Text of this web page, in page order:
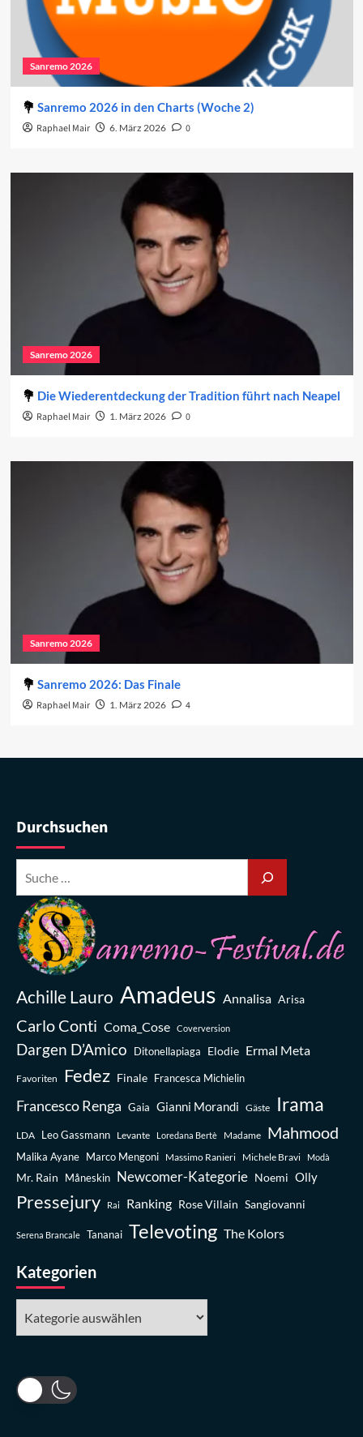
Sanremo 2026
Sanremo 2026 in den Charts (Woche 2)
Raphael Mair 6. März 2026 0
Sanremo 2026
Die Wiederentdeckung der Tradition führt nach Neapel
Raphael Mair 1. März 2026 0
Sanremo 2026
Sanremo 2026: Das Finale
Raphael Mair 1. März 2026 4
Durchsuchen
Achille Lauro Amadeus Annalisa Arisa
Carlo Conti Coma_Cose Coverversion
Dargen D’Amico Ditonellapiaga Elodie Ermal Meta
Favoriten Fedez Finale Francesca Michielin
Francesco Renga Gaia Gianni Morandi Gäste Irama
LDA Leo Gassmann Levante Loredana Bertè Madame Mahmood
Malika Ayane Marco Mengoni Massimo Ranieri Michele Bravi Modà
Mr. Rain Måneskin Newcomer-Kategorie Noemi Olly
Pressejury Rai Ranking Rose Villain Sangiovanni
Serena Brancale Tananai Televoting The Kolors
Kategorien